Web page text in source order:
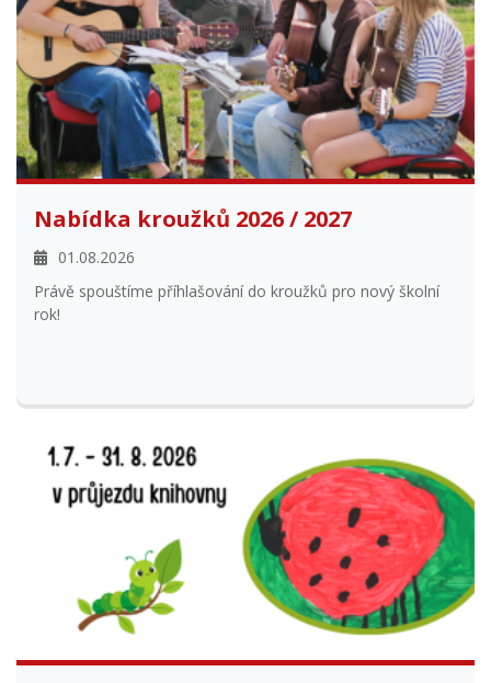
Nabídka kroužků 2026 / 2027
01.08.2026
Právě spouštíme příhlašování do kroužků pro nový školní
rok!